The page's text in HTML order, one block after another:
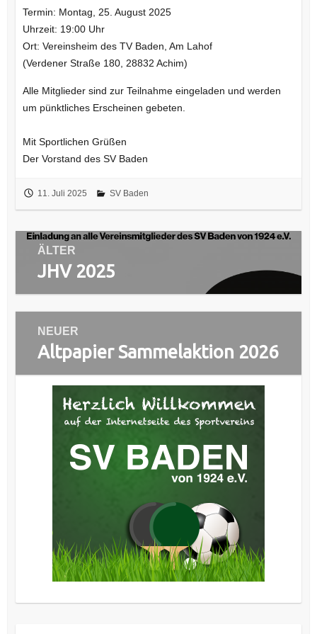
Termin: Montag, 25. August 2025
Uhrzeit: 19:00 Uhr
Ort: Vereinsheim des TV Baden, Am Lahof
(Verdener Straße 180, 28832 Achim)
Alle Mitglieder sind zur Teilnahme eingeladen und werden
um pünktliches Erscheinen gebeten.
Mit Sportlichen Grüßen
Der Vorstand des SV Baden
11. Juli 2025 SV Baden
Beitragsnavigation
ÄLTER
Vorheriger
JHV 2025
NEUER
Nächster
Beitrag:
Altpapier Sammelaktion 2026